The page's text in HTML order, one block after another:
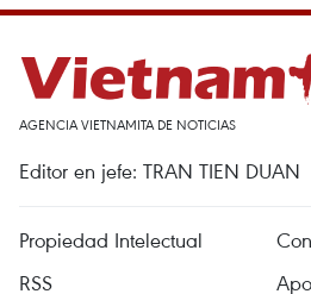
AGENCIA VIETNAMITA DE NOTICIAS
Editor en jefe: TRAN TIEN DUAN
Propiedad Intelectual
RSS